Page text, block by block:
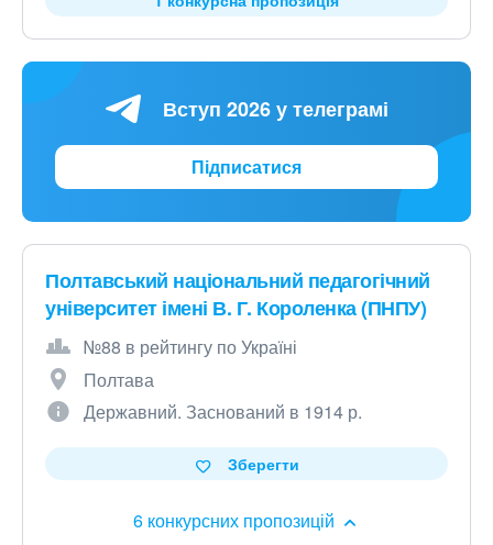
Вступ 2026 у телеграмі
Підписатися
Полтавський національний педагогічний
університет імені В. Г. Короленка (ПНПУ)
№88 в рейтингу по Україні
Полтава
Державний. Заснований в 1914 р.
6 конкурсних пропозицій
Зберегти